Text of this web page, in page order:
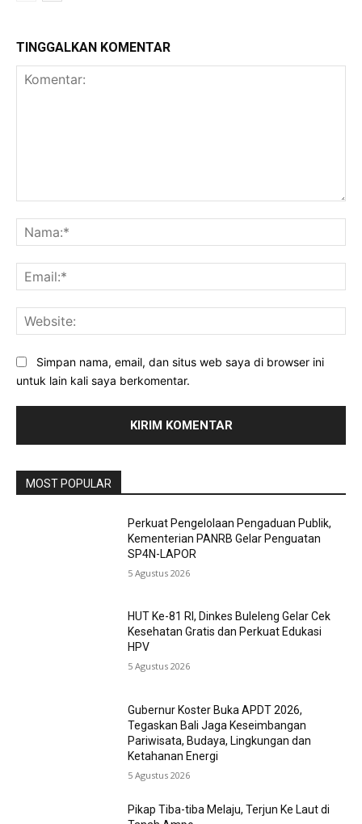
TINGGALKAN KOMENTAR
Simpan nama, email, dan situs web saya di browser ini
untuk lain kali saya berkomentar.
MOST POPULAR
Perkuat Pengelolaan Pengaduan Publik,
Kementerian PANRB Gelar Penguatan
SP4N-LAPOR
5 Agustus 2026
HUT Ke-81 RI, Dinkes Buleleng Gelar Cek
Kesehatan Gratis dan Perkuat Edukasi
HPV
5 Agustus 2026
Gubernur Koster Buka APDT 2026,
Tegaskan Bali Jaga Keseimbangan
Pariwisata, Budaya, Lingkungan dan
Ketahanan Energi
5 Agustus 2026
Pikap Tiba-tiba Melaju, Terjun Ke Laut di